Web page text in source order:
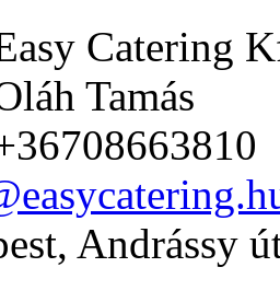
Catering
Tamás
Andrássy